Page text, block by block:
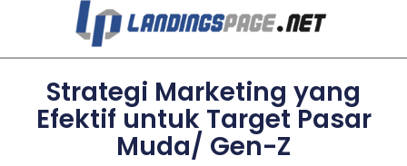
Strategi Marketing yang
Efektif untuk Target Pasar
Muda/ Gen-Z